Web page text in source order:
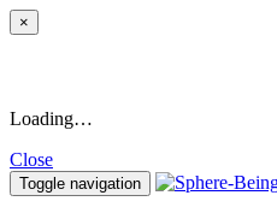
×
Loading…
Close
Toggle navigation